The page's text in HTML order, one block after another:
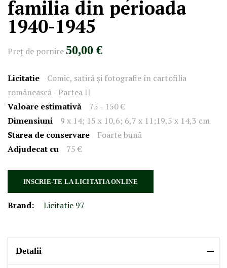
familia din perioada
1940-1945
Preţ de pornire 50,00 €
Licitatie
Comic, satiră și fotografie în cartofilia
românească - Partea II
Valoare estimativă
75 - 150 €
Dimensiuni
9 x 14; 15 x 10,6; 6,7 x 11;19,5 x 14,3 cm
Starea de conservare
Foarte bună
Adjudecat cu
75 €
INSCRIE-TE LA LICITATIA ONLINE
Brand: Licitatie 97
Detalii